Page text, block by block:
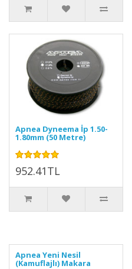
Apnea Dyneema İp 1.50-
1.80mm (50 Metre)
952.41TL
Apnea Yeni Nesil
(Kamuflajlı) Makara